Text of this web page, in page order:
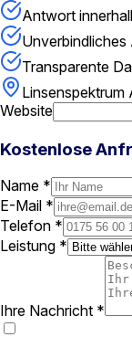
Antwort
Transparente
Linsenspektrum
Website
Kostenlose
Name *
E-Mail *
Telefon *
Leistung *
Ihre Nachricht *